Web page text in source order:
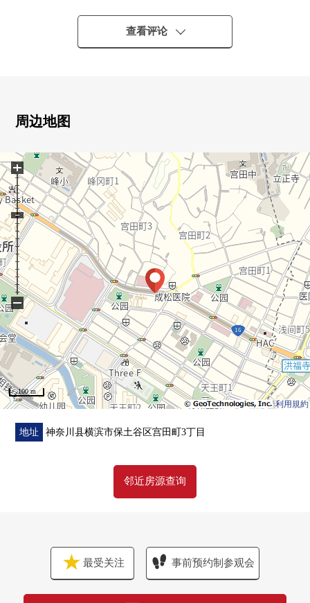
▼Mansion的特徴
・像酒店的内走廊设计
・安全也在防盗门在的Mansion放心
▼房间的特徴
・一边烹调，一边会话能享用的开放式厨房
・也便于雨天的洗衣的浴室换气干燥机的
・对客餐厅部分，热脚下的地板暖气的
・收藏步入式衣帽间，充实
・附带来客时便利的TV监视器的内部对讲机
▼周边环境
・到横浜市立峯小学校到约450m横滨市立宫田中学约650m
・购物不久到Mybasket洪幸运寺前店(约270m)便利
■在找想要的家方面给予帮助的━━━━━・・・
房源的详细、需讨论是如有意向，请跟我们联系。
查看评论
周边地图
利用規約
100 m
+
−
地址 神奈川县横滨市保土谷区宫田町3丁目
邻近房源查询
最受关注 事前预约制参观会